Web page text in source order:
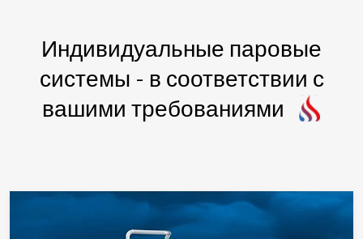
Индивидуальные паровые
системы - в соответствии с
вашими требованиями